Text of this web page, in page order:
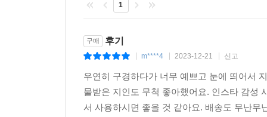
1
구매 후기
m****4 2023-12-21 신고
우연히 구경하다가 너무 예쁘고 눈에 띄어서
물받은 지인도 무척 좋아했어요. 인스타 감성
서 사용하시면 좋을 것 같아요. 배송도 무난